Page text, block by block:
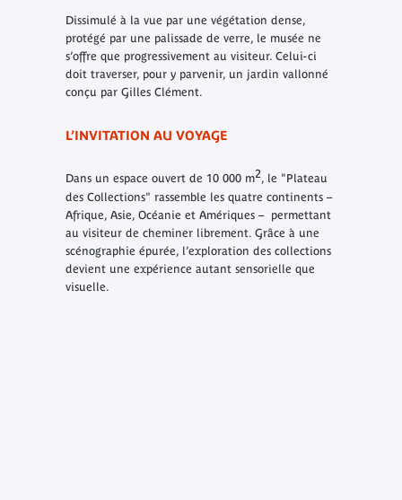
Dissimulé à la vue par une végétation dense,
protégé par une palissade de verre, le musée ne
s’offre que progressivement au visiteur. Celui-ci
doit traverser, pour y parvenir, un jardin vallonné
conçu par Gilles Clément.
L’INVITATION AU VOYAGE
Dans un espace ouvert de 10 000 m2, le "Plateau
des Collections" rassemble les quatre continents –
Afrique, Asie, Océanie et Amériques – permettant
au visiteur de cheminer librement. Grâce à une
scénographie épurée, l’exploration des collections
devient une expérience autant sensorielle que
visuelle.